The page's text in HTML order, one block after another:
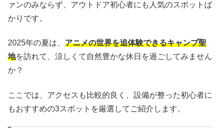
ァンのみならず、アウトドア初心者にも人気のスポットば
かりです。
2025年の夏は、 アニメの世界を追体験できるキャンプ聖
地を訪れて、涼しくて自然豊かな休日を過ごしてみません
か？
ここでは、アクセスも比較的良く、設備が整った初心者に
もおすすめの3スポットを厳選してご紹介します。